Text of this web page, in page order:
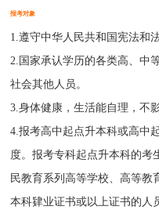
报考对象
1.遵守中华人民共和国宪法和法
2.国家承认学历的各类高、中
社会其他人员。
3.身体健康，生活能自理，不
4.报考高中起点升本科或高中
度。报考专科起点升本科的考
民教育系列高等学校、高等教
本科肄业证书或以上证书的人